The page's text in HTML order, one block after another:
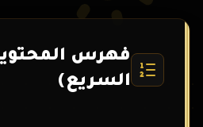
فهرس
السريع)